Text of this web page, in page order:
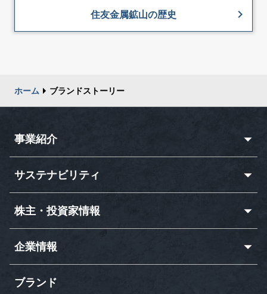
住友金属鉱山の歴史
ホーム ブランドストーリー
事業紹介
サステナビリティ
株主・投資家情報
企業情報
ブランド